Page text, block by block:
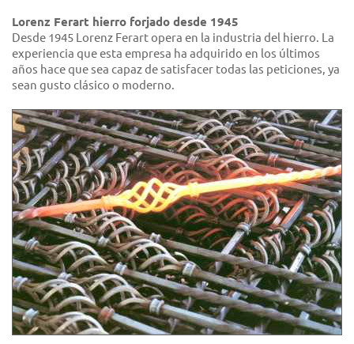
Lorenz Ferart hierro forjado desde 1945
Desde 1945 Lorenz Ferart opera en la industria del hierro. La
experiencia que esta empresa ha adquirido en los últimos
años hace que sea capaz de satisfacer todas las peticiones, ya
sean gusto clásico o moderno.